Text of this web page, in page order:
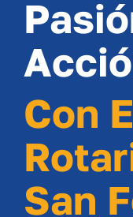
Con
San